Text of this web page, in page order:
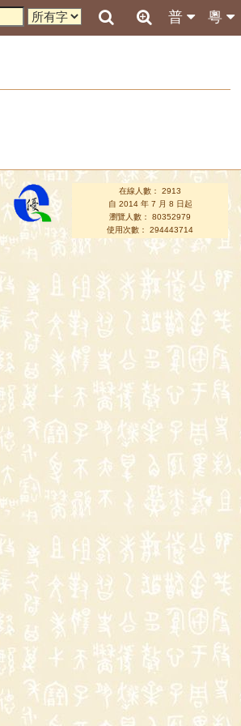
粵
普
在線人數： 2913
自 2014 年 7 月 8 日起
瀏覽人數： 80352979
使用次數： 294443714